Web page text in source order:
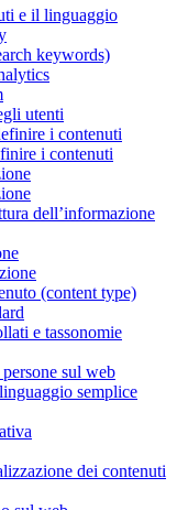
e il linguaggio
keywords)
utenti
i contenuti
i contenuti
dell’informazione
(content type)
e tassonomie
sul web
semplice
dei contenuti